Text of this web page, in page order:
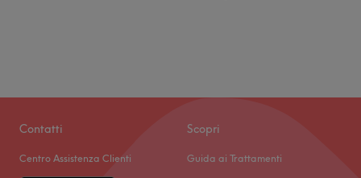
Contatti
Centro Assistenza Clienti
Scopri
Guida ai Trattamenti